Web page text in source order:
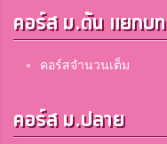
คอร์ส ม.ต้น แยกบท
คอร์สจำนวนเต็ม
คอร์ส ม.ปลาย